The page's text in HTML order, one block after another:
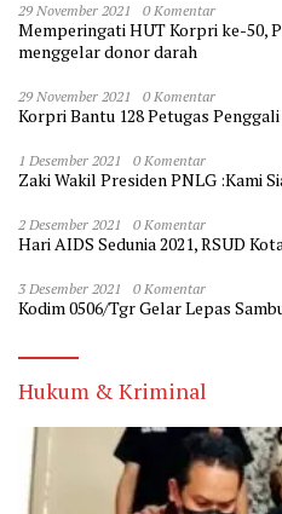
29 November 2021 0 Komentar
Memperingati HUT Korpri ke-50,
menggelar donor darah
29 November 2021 0 Komentar
Korpri Bantu 128 Petugas
1 Desember 2021 0 Komentar
Zaki Wakil Presiden PNLG :Kami
2 Desember 2021 0 Komentar
Hari AIDS Sedunia 2021, RSUD
3 Desember 2021 0 Komentar
Kodim 0506/Tgr Gelar Lepas
Hukum & Kriminal